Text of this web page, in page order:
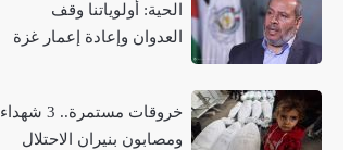
الحية: أولوياتنا وقف
العدوان وإعادة إعمار غزة
خروقات مستمرة.. 3 شهداء
ومصابون بنيران الاحتلال